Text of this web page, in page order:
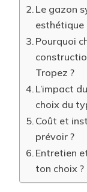
Le gazon
esthétique
Pourquoi
Tropez ?
L’impact
choix du
Coût et
prévoir ?
Entretien
ton choix ?